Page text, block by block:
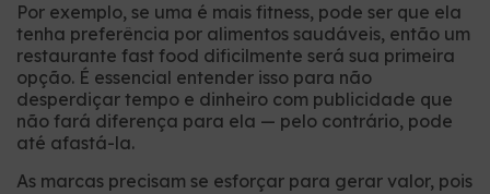
Por exemplo, se uma é mais fitness, pode ser que ela
tenha preferência por alimentos saudáveis, então um
restaurante fast food dificilmente será sua primeira
opção. É essencial entender isso para não
desperdiçar tempo e dinheiro com publicidade que
não fará diferença para ela — pelo contrário, pode
até afastá-la.
As marcas precisam se esforçar para gerar valor, pois